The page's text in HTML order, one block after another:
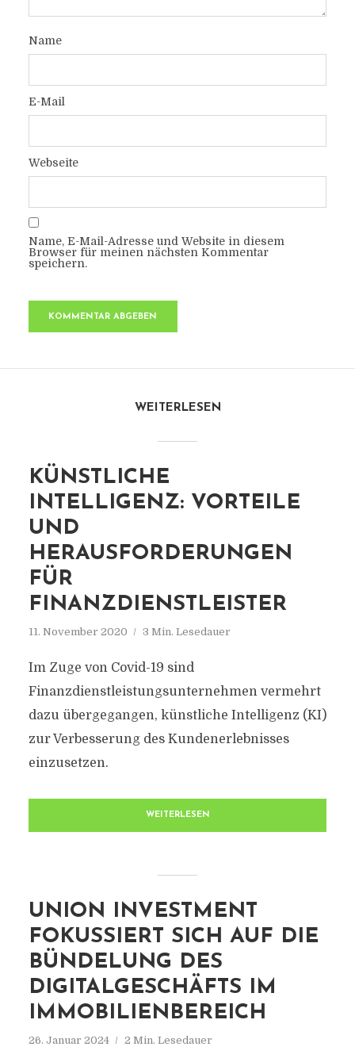
Name
E-Mail
Webseite
Name, E-Mail-Adresse und Website in diesem
Browser für meinen nächsten Kommentar
speichern.
WEITERLESEN
KÜNSTLICHE
INTELLIGENZ: VORTEILE
UND
HERAUSFORDERUNGEN
FÜR
FINANZDIENSTLEISTER
11. November 2020 3 Min. Lesedauer
Im Zuge von Covid-19 sind
Finanzdienstleistungsunternehmen vermehrt
dazu übergegangen, künstliche Intelligenz (KI)
zur Verbesserung des Kundenerlebnisses
einzusetzen.
WEITERLESEN
UNION INVESTMENT
FOKUSSIERT SICH AUF DIE
BÜNDELUNG DES
DIGITALGESCHÄFTS IM
IMMOBILIENBEREICH
26. Januar 2024 2 Min. Lesedauer